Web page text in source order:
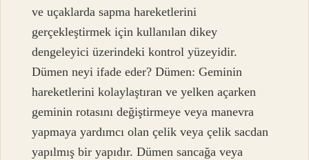
ve uçaklarda sapma hareketlerini
gerçekleştirmek için kullanılan dikey
dengeleyici üzerindeki kontrol yüzeyidir.
Dümen neyi ifade eder? Dümen: Geminin
hareketlerini kolaylaştıran ve yelken açarken
geminin rotasını değiştirmeye veya manevra
yapmaya yardımcı olan çelik veya çelik sacdan
yapılmış bir yapıdır. Dümen sancağa veya